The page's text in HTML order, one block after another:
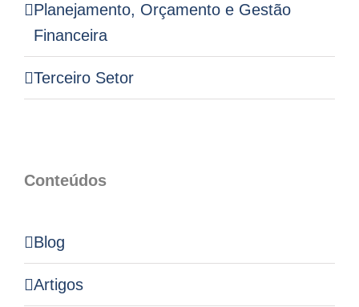
Planejamento, Orçamento e Gestão
Financeira
Terceiro Setor
Conteúdos
Blog
Artigos